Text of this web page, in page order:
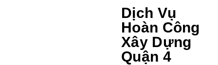
Dịch Vụ
Hoàn Công
Xây Dựng
Quận 4